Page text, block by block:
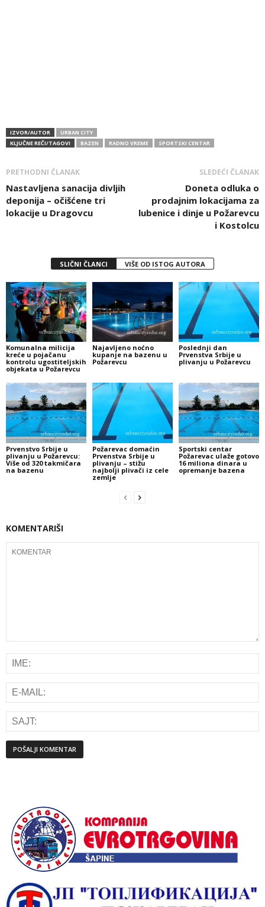
IZVOR/AUTOR
URBAN CITY
KLJUČNE REČI/TAGOVI
BAZEN RADNO VREME SPORTSKI CENTAR
PRETHODNI ČLANAK
Nastavljena sanacija divljih
deponija – očišćene tri
lokacije u Dragovcu
SLEDEĆI ČLANAK
Doneta odluka o
prodajnim lokacijama za
lubenice i dinje u Požarevcu
i Kostolcu
SLIČNI ČLANCI VIŠE OD ISTOG AUTORA
Komunalna milicija
kreće u pojačanu
kontrolu ugostiteljskih
objekata u Požarevcu
Najavljeno noćno
kupanje na bazenu u
Požarevcu
Poslednji dan
Prvenstva Srbije u
plivanju u Požarevcu
Prvenstvo Srbije u
plivanju u Požarevcu:
Više od 320 takmičara
na bazenu
Požarevac domaćin
Prvenstva Srbije u
plivanju – stižu
najbolji plivači iz cele
zemlje
Sportski centar
Požarevac ulaže gotovo
16 miliona dinara u
opremanje bazena
KOMENTARIŠI